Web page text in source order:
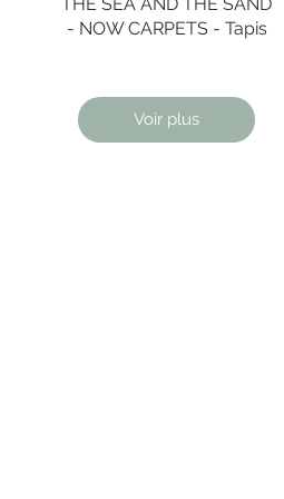
- NOW CARPETS - Tapis
Voir plus